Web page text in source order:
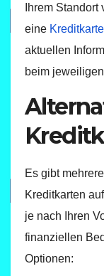
Ihrem
eine Kreditkarte
aktuellen
beim
Es gibt
Kreditkarten
je nach Ihren
finanziellen
Optionen: